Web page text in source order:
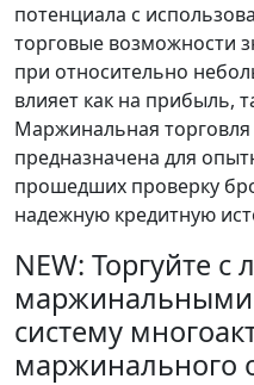
потенциала с
торговые возможности
при относительно
влияет как на прибыль,
Маржинальная
предназначена для
прошедших проверку
надежную кредитную
NEW: Торгуйте
систему
маржинального